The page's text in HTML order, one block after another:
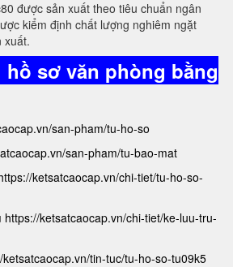
được sản xuất theo tiêu chuẩn ngân
kiểm định chất lượng nghiêm ngặt
xuất.
sơ văn phòng bằng
san-pham/tu-ho-so
san-pham/tu-bao-mat
ketsatcaocap.vn/chi-tiet/tu-ho-so-
https://ketsatcaocap.vn/chi-tiet/ke-luu-tru-
ketsatcaocap.vn/tin-tuc/tu-ho-so-tu09k5